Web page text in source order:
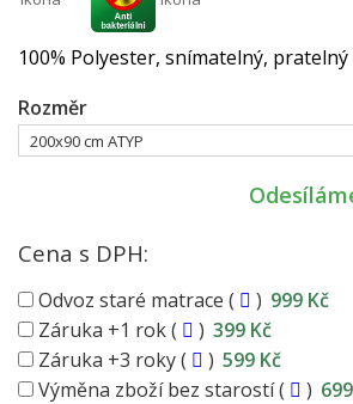
100% Polyester, snímatelný, pratelný
Rozměr
Cena s DPH:
Odvoz staré matrace ( ) 999 Kč
Záruka +1 rok (
) 399 Kč
Záruka +3 roky (
) 599 Kč
Výměna zboží bez starostí (
)